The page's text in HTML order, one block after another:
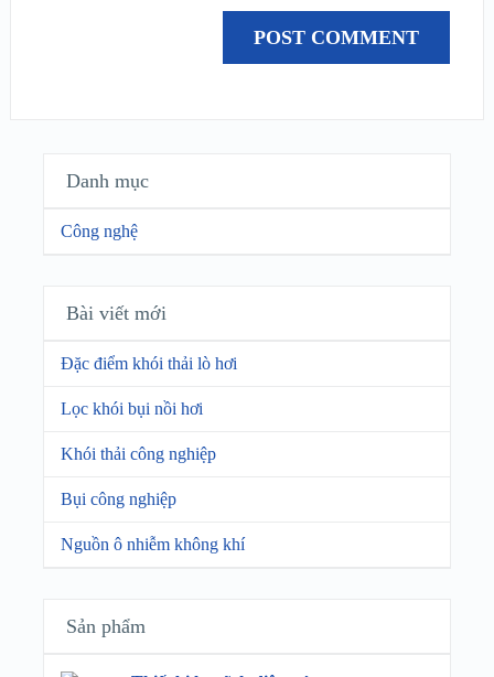
Danh mục
Công nghệ
Bài viết mới
Đặc điểm khói thải lò hơi
Lọc khói bụi nồi hơi
Khói thải công nghiệp
Bụi công nghiệp
Nguồn ô nhiễm không khí
Sản phẩm